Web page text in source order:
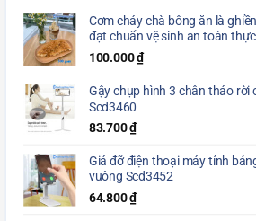
Cơm cháy chà bông ăn là
đạt chuẩn vệ sinh an toàn
100.000₫
Gậy chụp hình 3 chân tháo rời
Scd3460
83.700₫
Giá đỡ điện thoại máy tính
vuông Scd3452
64.800₫